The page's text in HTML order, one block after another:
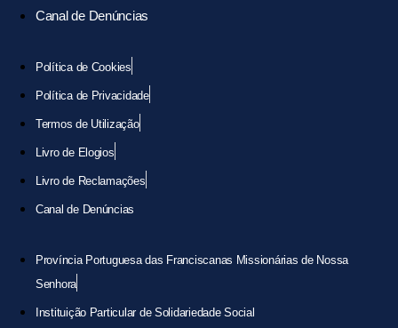
Canal de Denúncias
Política de Cookies
Política de Privacidade
Termos de Utilização
Livro de Elogios
Livro de Reclamações
Canal de Denúncias
Província Portuguesa das Franciscanas Missionárias de Nossa
Senhora
Instituição Particular de Solidariedade Social